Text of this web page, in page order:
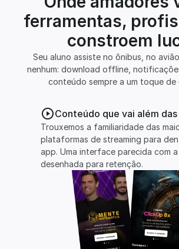
ferramentas,
constroem
Seu aluno assiste no ônibus, no
nenhum: download offline,
conteúdo sempre a um toque de
Conteúdo que vai além das
Trouxemos a familiaridade das
plataformas de streaming para
app. Uma interface parecida com
desenhada para retenção.